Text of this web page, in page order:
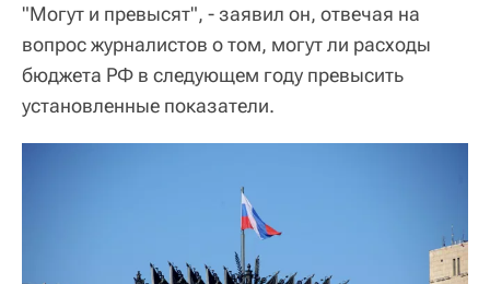
"Могут и превысят", - заявил он, отвечая на
вопрос журналистов о том, могут ли расходы
бюджета РФ в следующем году превысить
установленные показатели.